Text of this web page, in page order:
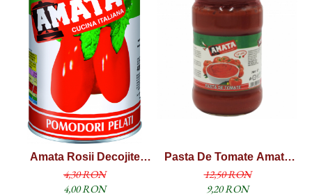
Amata Rosii Decojite
Intregi 400g
4,30 RON
4,00 RON
Pasta De Tomate Amata
Borcan 700g
12,50 RON
9,20 RON